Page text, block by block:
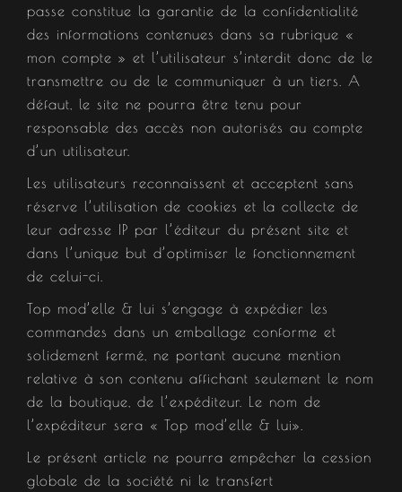
passe constitue la garantie de la confidentialité
des informations contenues dans sa rubrique «
mon compte » et l’utilisateur s’interdit donc de le
transmettre ou de le communiquer à un tiers. A
défaut, le site ne pourra être tenu pour
responsable des accès non autorisés au compte
d’un utilisateur.
Les utilisateurs reconnaissent et acceptent sans
réserve l’utilisation de cookies et la collecte de
leur adresse IP par l’éditeur du présent site et
dans l’unique but d’optimiser le fonctionnement
de celui-ci.
Top mod’elle & lui s’engage à expédier les
commandes dans un emballage conforme et
solidement fermé, ne portant aucune mention
relative à son contenu affichant seulement le nom
de la boutique, de l’expéditeur. Le nom de
l’expéditeur sera « Top mod’elle & lui».
Le présent article ne pourra empêcher la cession
globale de la société ni le transfert